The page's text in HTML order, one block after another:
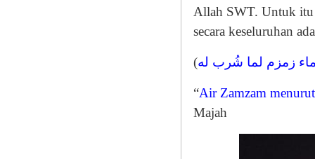
Allah SWT. Untuk itu
secara keseluruhan
(زمزم لما شُرب له
“Air Zamzam
Majah